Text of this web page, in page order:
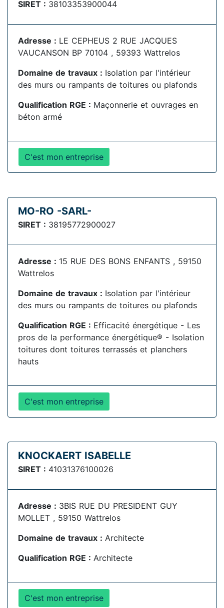
SIRET : 38103353900044
Adresse : LE CEPHEUS 2 RUE JACQUES
VAUCANSON BP 70104 , 59393 Wattrelos
Domaine de travaux : Isolation par l'intérieur
des murs ou rampants de toitures ou plafonds
Qualification RGE : Maçonnerie et ouvrages en
béton armé
C'est mon entreprise
MO-RO -SARL-
SIRET : 38195772900027
Adresse : 15 RUE DES BONS ENFANTS , 59150
Wattrelos
Domaine de travaux : Isolation par l'intérieur
des murs ou rampants de toitures ou plafonds
Qualification RGE : Efficacité énergétique - Les
pros de la performance énergétique® - Isolation
toitures dont toitures terrassés et planchers
hauts
C'est mon entreprise
KNOCKAERT ISABELLE
SIRET : 41031376100026
Adresse : 3BIS RUE DU PRESIDENT GUY
MOLLET , 59150 Wattrelos
Domaine de travaux : Architecte
Qualification RGE : Architecte
C'est mon entreprise